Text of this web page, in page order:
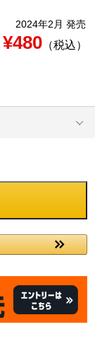
2024年2月 発売
¥480（税込）